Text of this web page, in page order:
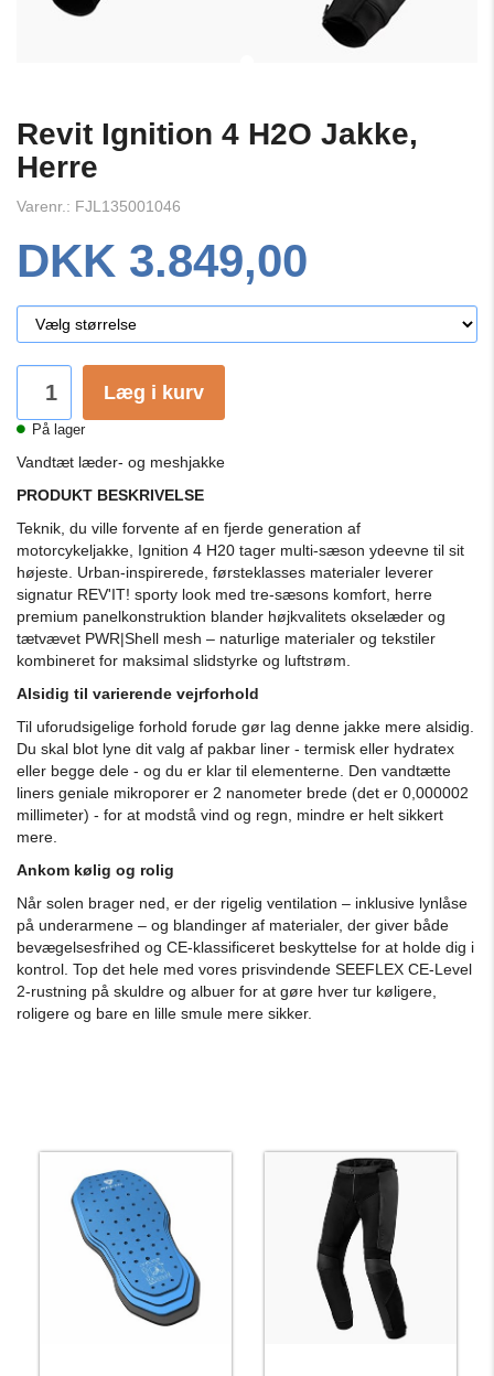
Revit Ignition 4 H2O Jakke,
Herre
Varenr.: FJL135001046
DKK 3.849,00
Læg i kurv
På lager
Vandtæt læder- og meshjakke
PRODUKT BESKRIVELSE
Teknik, du ville forvente af en fjerde generation af
motorcykeljakke, Ignition 4 H20 tager multi-sæson ydeevne til sit
højeste. Urban-inspirerede, førsteklasses materialer leverer
signatur REV'IT! sporty look med tre-sæsons komfort, herre
premium panelkonstruktion blander højkvalitets okselæder og
tætvævet PWR|Shell mesh – naturlige materialer og tekstiler
kombineret for maksimal slidstyrke og luftstrøm.
Alsidig til varierende vejrforhold
Til uforudsigelige forhold forude gør lag denne jakke mere alsidig.
Du skal blot lyne dit valg af pakbar liner - termisk eller hydratex
eller begge dele - og du er klar til elementerne. Den vandtætte
liners geniale mikroporer er 2 nanometer brede (det er 0,000002
millimeter) - for at modstå vind og regn, mindre er helt sikkert
mere.
Ankom kølig og rolig
Når solen brager ned, er der rigelig ventilation – inklusive lynlåse
på underarmene – og blandinger af materialer, der giver både
bevægelsesfrihed og CE-klassificeret beskyttelse for at holde dig i
kontrol. Top det hele med vores prisvindende SEEFLEX CE-Level
2-rustning på skuldre og albuer for at gøre hver tur køligere,
roligere og bare en lille smule mere sikker.